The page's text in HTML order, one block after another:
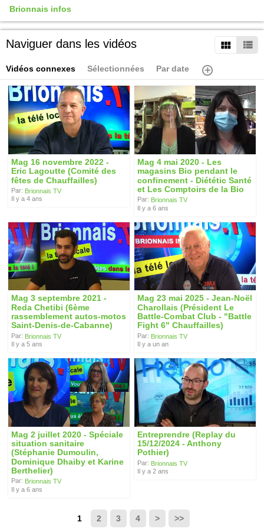
Brionnais infos
Naviguer dans les vidéos
Vidéos connexes Sélectionnées Par date
Mag 16 novembre 2022 -
Eric Lagoutte (Comité des
fêtes de Chauffailles)
Par: Brionnais TV
Il y a 4 ans
Mag 4 mai 2020 - Les
magasins Bio pendant le
confinement - Diététic Santé
et Les Comptoirs de la Bio
Par: Brionnais TV
Il y a 6 ans
Mag 3 septembre 2021 -
Reda Chetibi (6ème
rassemblement autos-motos
Saint-Denis-de-Cabanne)
Par: Brionnais TV
Il y a 5 ans
Mag 23 mai 2025 - Jean-Noël
Charollais (Président Le
Battle-Combat Club - "Battle
Fight 6" Chauffailles)
Par: Brionnais TV
Il y a un an
Mag 2 juillet 2020 - Spéciale
situation sanitaire
(Stéphanie Dumoulin,
Dominique Dhaiby et Karine
Berthelier)
Par: Brionnais TV
Il y a 6 ans
Entreprendre (Replay du
15/12/2024 - Anthony
Pothier)
Par: Brionnais TV
Il y a 2 ans
1 2 3 4 > >>